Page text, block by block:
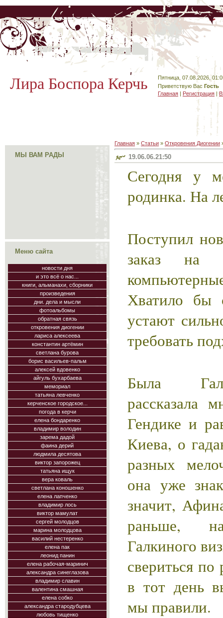
Лира Боспора Керчь
Пятница, 07.08.2026,
Приветствую Вас Гость
Главная | Регистрация |
МЫ ВАМ РАДЫ
Меню сайта
новости дня
и это всё о нас...
книги, альманахи, сборники
произведения
дни. дела и мысли
фотоальбомы
обратная связь
откровения диогении
лариса алексеева
константин артёмин
светлана бурова
борис васильев-пальм
алексей вдовенко
айгуль бухарбаева
мемориал
татьяна левченко
керченское городское...
погода в керчи
елена бондаренко
владимир володин
зарема дадой
фаина дерий
людмила десятова
виктор запорожец
татьяна ищук
вера коваль
светлана коношенко
елена лапченко
владимир лось
виктор мамулат
сергей молодцов
марина молодцова
василий нестеренко
елена пак
леонид панин
елена рабочая-маринич
александра синеглазова
владимир славин
валентина смашная
елена собко
александра стародубцева
любовь тищенко
Главная » Статьи » Откровения Диогении
19.06.06.21:50
Сегодня у
родинка. На
Поступил
заказ на
Хватило бы
устают
требовать
Была
рассказала
Гендике и
Киева, о
разных
она уже
значит,
раньше,
Галкиного
свериться
в тот день
мы правили.